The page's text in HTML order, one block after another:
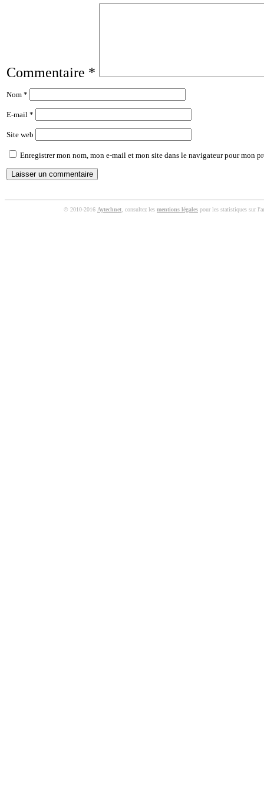
Commentaire *
Nom *
E-mail *
Site web
Enregistrer mon nom, mon e-mail et mon site dans le navigateur pour mon
© 2010-2016 Aytechnet , consultez les mentions légales pour les statistiques sur